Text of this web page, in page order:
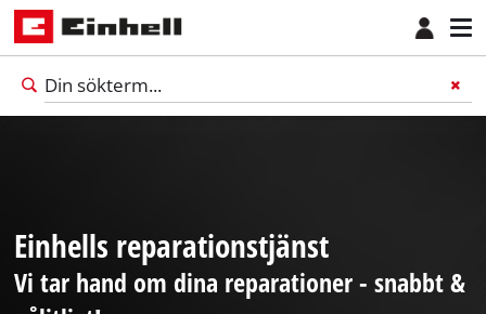
Einhells reparationstjänst
Vi tar hand om dina reparationer - snabbt &